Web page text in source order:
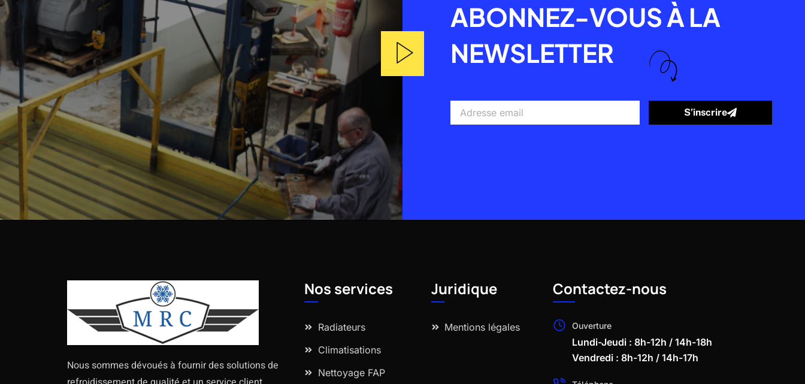
ABONNEZ-VOUS À LA
NEWSLETTER
email
S’inscrire
Nous sommes dévoués à fournir des solutions de
Nos services
Radiateurs
Climatisations
Nettoyage FAP
Juridique
Mentions légales
Contactez-nous
Ouverture
Lundi-Jeudi : 8h-12h / 14h-18h
Vendredi : 8h-12h / 14h-17h